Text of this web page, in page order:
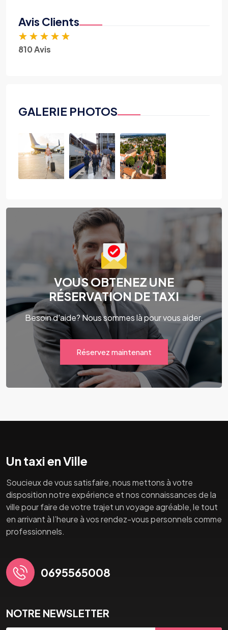
Avis Clients
★ ★ ★ ★ ★
810 Avis
GALERIE PHOTOS
VOUS OBTENEZ UNE
RÉSERVATION DE TAXI
Besoin d'aide? Nous sommes là pour vous aider.
Réservez maintenant
Un taxi en Ville
Soucieux de vous satisfaire, nous mettons à votre
disposition notre expérience et nos connaissances de la
ville pour faire de votre trajet un voyage agréable, le tout
en arrivant à l’heure à vos rendez-vous personnels comme
professionnels.
0695565008
NOTRE NEWSLETTER